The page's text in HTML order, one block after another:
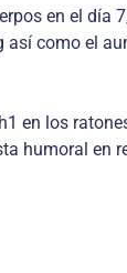
en el día
como el
en los
humoral en